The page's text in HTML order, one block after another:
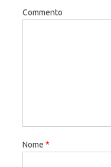
Commento
Nome *